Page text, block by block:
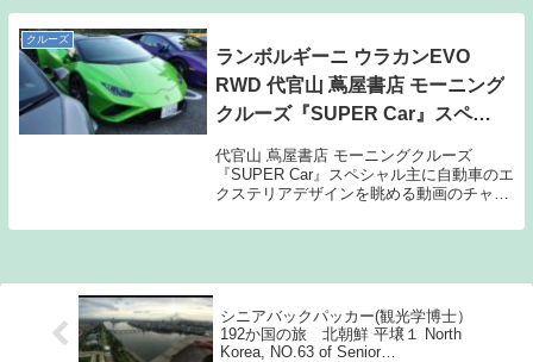
クルーズ
ランボルギーニ ウラカンEVO
RWD 代官山 蔦屋書店 モーニング
クルーズ『SUPER Car』スペシ
代官山 蔦屋書店 モーニングクルーズ
『SUPER Car』スペシャル主に自動車のエ
クステリアデザインを眺める動画のチャン
登録いただけると励みになります (m´・
シニアバックパッカー(観光学博士）
192か国の旅 北朝鮮 平壌１ North
Korea, NO.63 of Senior